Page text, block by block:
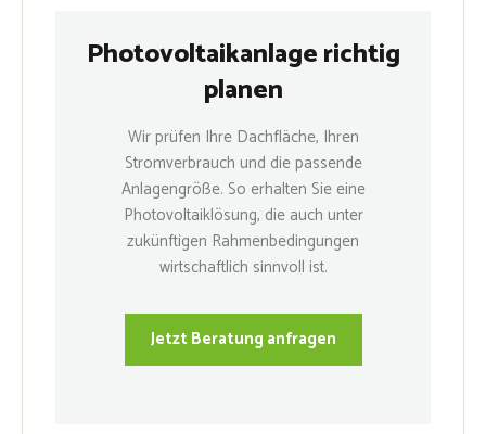
Photovoltaikanlage richtig
planen
Wir prüfen Ihre Dachfläche, Ihren
Stromverbrauch und die passende
Anlagengröße. So erhalten Sie eine
Photovoltaiklösung, die auch unter
zukünftigen Rahmenbedingungen
wirtschaftlich sinnvoll ist.
Jetzt Beratung anfragen